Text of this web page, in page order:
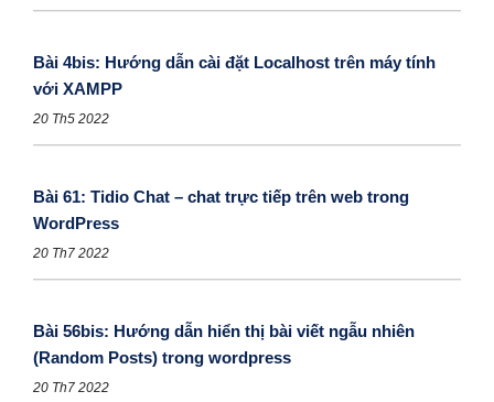
Bài 4bis: Hướng dẫn cài đặt Localhost trên máy tính
với XAMPP
20 Th5 2022
Bài 61: Tidio Chat – chat trực tiếp trên web trong
WordPress
20 Th7 2022
Bài 56bis: Hướng dẫn hiển thị bài viết ngẫu nhiên
(Random Posts) trong wordpress
20 Th7 2022